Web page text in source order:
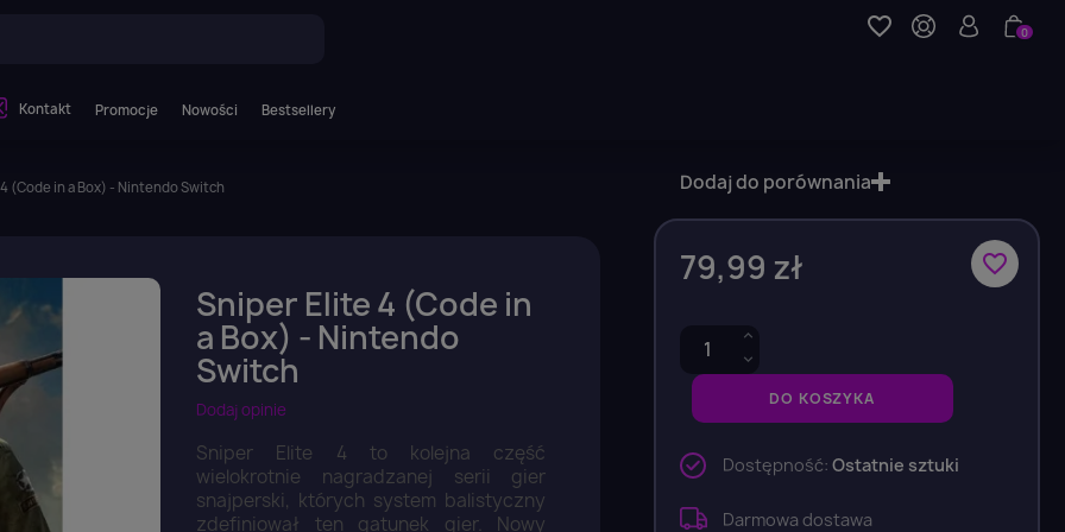
favorite_border 0
Kontakt Promocje Nowości Bestsellery
(Code in a Box) - Nintendo Switch
Sniper Elite 4 (Code in
a Box) - Nintendo
Switch
Dodaj opinie
Sniper Elite 4 to kolejna część
wielokrotnie nagradzanej serii gier
snajperski, których system balistyczny
zdefiniował ten gatunek gier. Nowy
favorite_border
79,99 zł
DO KOSZYKA
Dodaj do porównania
Dostępność: Ostatnie sztuki
Darmowa dostawa